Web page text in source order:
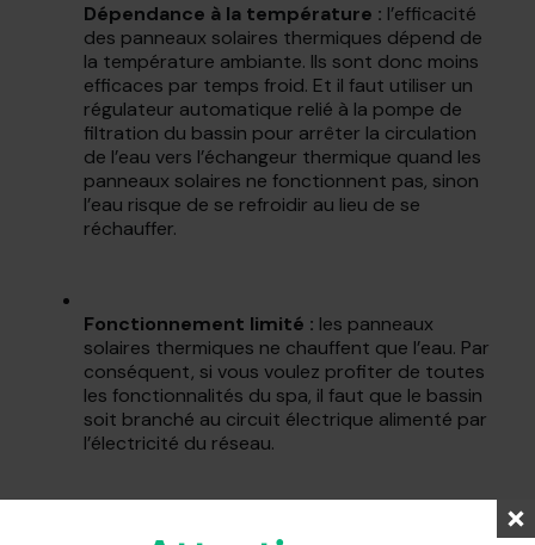
Dépendance à la température : l’efficacité
des panneaux solaires thermiques dépend de
la température ambiante. Ils sont donc moins
efficaces par temps froid. Et il faut utiliser un
régulateur automatique relié à la pompe de
filtration du bassin pour arrêter la circulation
de l’eau vers l’échangeur thermique quand les
panneaux solaires ne fonctionnent pas, sinon
l’eau risque de se refroidir au lieu de se
réchauffer.
Fonctionnement limité : les panneaux
solaires thermiques ne chauffent que l’eau. Par
conséquent, si vous voulez profiter de toutes
les fonctionnalités du spa, il faut que le bassin
soit branché au circuit électrique alimenté par
l’électricité du réseau.
Les panneaux solaires